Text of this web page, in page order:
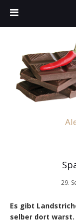
29.
Es gibt
selber dort